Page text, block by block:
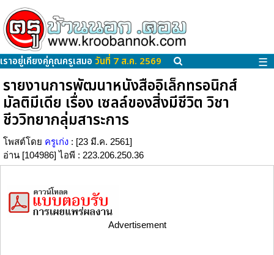
เราอยู่เคียงคู่คุณครูเสมอ วันที่ 7 ส.ค. 2569 ☰
รายงานการพัฒนาหนังสืออิเล็กทรอนิกส์
มัลติมีเดีย เรื่อง เซลล์ของสิ่งมีชีวิต วิชา
ชีววิทยากลุ่มสาระการ
โพสต์โดย ครูเก่ง : [23 มี.ค. 2561]
อ่าน [104986] ไอพี : 223.206.250.36
Advertisement